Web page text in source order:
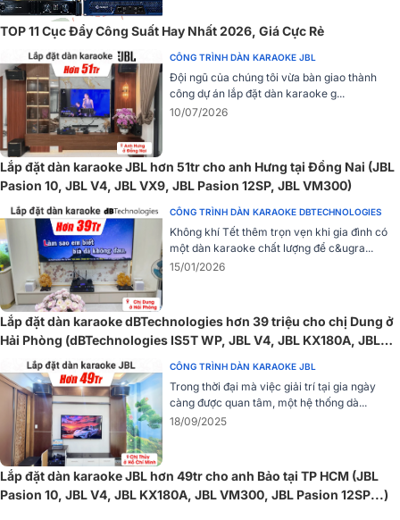
Sử dụng chip khuếch đại độc quyền JBL
Được trang bị Chip khuếch đại độc quyền từ hãng JBL, là linh kiện
kiện quan trọng trong việc xử lý tín hiệu âm thanh. Với chức năng
tăng áp độ đầu vào và đẩy tín hiệu đến loa tối ưu hóa hiệu suất của
thiết bị và đảm bảo đường truyền âm thanh ổn định nhất có thể
đồng thời giảm thiểu các tác động tiêu cực có thể ảnh hưởng đến
hiệu suất âm thanh.
Âm thanh trung thực
Cục đẩy công suất JBL V4 rất mạnh mẽ, hoạt động ở dải tần từ 20
Hz đến 20 kHz (+/- 0,3 dB) và cho khả năng tái tạo âm thanh rất
tốt. Model cung cấp năng lượng lớn và được tối ưu hóa để có hiệu
suất mạnh mẽ phù hợp với mọi kết nối. Bây giờ bạn có thể sử dụng
bất kỳ thương hiệu loa nào cung cấp chất lượng âm thanh tuyệt vời.
TOP 11 Cục Đẩy Công Suất Hay Nhất 2026, Giá Cực Rẻ
CÔNG TRÌNH DÀN KARAOKE JBL
Đội ngũ của chúng tôi vừa bàn giao thành
công dự án lắp đặt dàn karaoke g...
10/07/2026
Lắp đặt dàn karaoke JBL hơn 51tr cho anh Hưng tại Đồng Nai (JBL
Pasion 10, JBL V4, JBL VX9, JBL Pasion 12SP, JBL VM300)
CÔNG TRÌNH DÀN KARAOKE DBTECHNOLOGIES
Không khí Tết thêm trọn vẹn khi gia đình có
một dàn karaoke chất lượng để c&ugra...
15/01/2026
Lắp đặt dàn karaoke dBTechnologies hơn 39 triệu cho chị Dung ở
Hải Phòng (dBTechnologies IS5T WP, JBL V4, JBL KX180A, JBL
VM300,...)
CÔNG TRÌNH DÀN KARAOKE JBL
Trong thời đại mà việc giải trí tại gia ngày
càng được quan tâm, một hệ thống dà...
18/09/2025
Lắp đặt dàn karaoke JBL hơn 49tr cho anh Bảo tại TP HCM (JBL
Pasion 10, JBL V4, JBL KX180A, JBL VM300, JBL Pasion 12SP...)